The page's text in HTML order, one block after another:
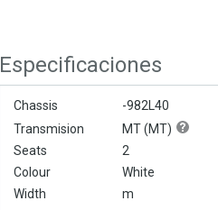
Especificaciones
Chassis -982L40
Transmision
MT (MT)
Seats
2
Colour
White
Width
m